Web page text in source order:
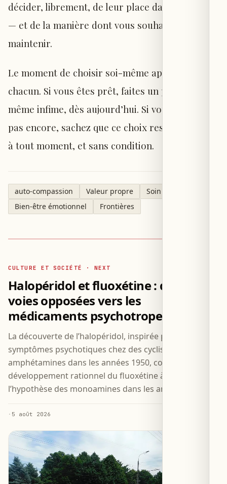
décider, librement, de leur place dans votre vie
— et de la manière dont vous souhaitez la
maintenir.
Le moment de choisir soi-même appartient à
chacun. Si vous êtes prêt, faites un premier pas,
même infime, dès aujourd’hui. Si vous ne l’êtes
pas encore, sachez que ce choix reste ouvert —
à tout moment, et sans condition.
auto-compassion Valeur propre
Soin de soi
Bien-être émotionnel
Frontières
CULTURE ET SOCIÉTÉ · NEXT
Halopéridol et fluoxétine : deux
voies opposées vers les
médicaments psychotropes
La découverte de l’halopéridol, inspirée par les
symptômes psychotiques chez des cyclistes dopés aux
amphétamines dans les années 1950, contraste avec le
développement rationnel du fluoxétine à partir de
l’hypothèse des monoamines dans les années 1970.
· 5 août 2026